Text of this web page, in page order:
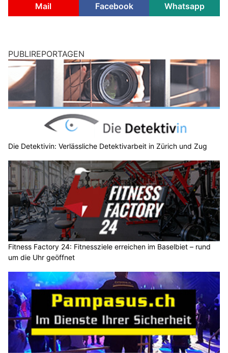
Mail
Facebook Whatsapp
PUBLIREPORTAGEN
Die Detektivin: Verlässliche Detektivarbeit in Zürich und Zug
Fitness Factory 24: Fitnessziele erreichen im Baselbiet – rund
um die Uhr geöffnet